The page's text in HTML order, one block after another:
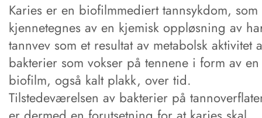
Karies er en biofilmmediert tannsykdom, som
kjennetegnes av en kjemisk oppløsning av
tannvev som et resultat av metabolsk aktivitet
bakterier som vokser på tennene i form av en
biofilm, også kalt plakk, over tid.
Tilstedeværelsen av bakterier på